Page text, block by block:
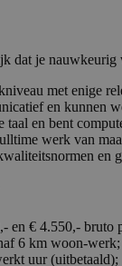
dat je nauwkeurig
met enige
en kunnen
taal en bent
werk van
en
en € 4.550,-
6 km woon-werk;
uur (uitbetaald);